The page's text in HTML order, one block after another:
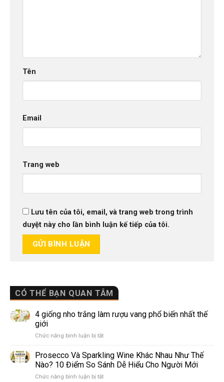
CÓ THỂ BẠN QUAN TÂM
4 giống nho trắng làm rượu vang phổ biến nhất thế
giới
Chức năng bình luận bị tắtở
giống
nho
trắng
làm
Prosecco Và Sparkling Wine Khác Nhau Như Thế
Nào? 10 Điểm So Sánh Dễ Hiểu Cho Người Mới
Chức năng bình luận bị tắtở
Tên
Email
Trang web
Lưu tên của tôi, email, và trang web trong trình
duyệt này cho lần bình luận kế tiếp của tôi.